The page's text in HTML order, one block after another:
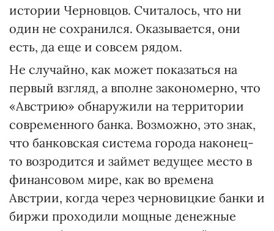
истории Черновцов. Считалось, что ни
один не сохранился. Оказывается, они
есть, да еще и совсем рядом.
Не случайно, как может показаться на
первый взгляд, а вполне закономерно, что
«Австрию» обнаружили на территории
современного банка. Возможно, это знак,
что банковская система города наконец-
то возродится и займет ведущее место в
финансовом мире, как во времена
Австрии, когда через черновицкие банки и
биржи проходили мощные денежные